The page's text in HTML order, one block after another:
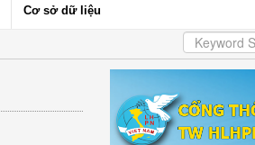
Cơ sở dữ liệu